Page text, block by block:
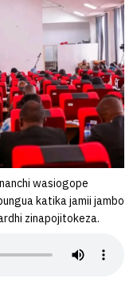
wasiogope
katika jamii jambo
zinapojitokeza.